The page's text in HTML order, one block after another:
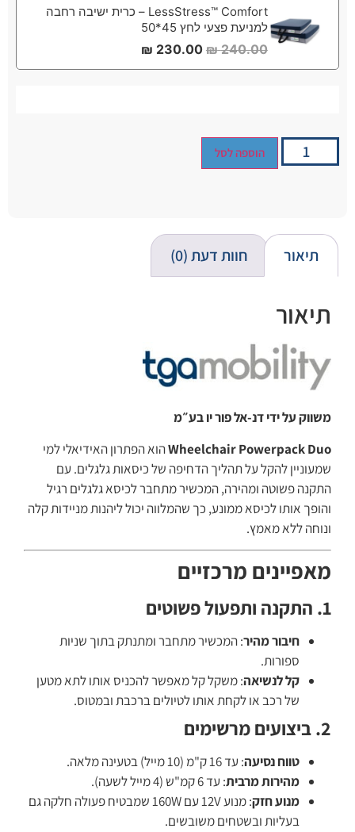
LessStress™ Comfort – כרית ישיבה רחבה
למניעת פצעי לחץ 45*50
240.00
₪
230.00
₪
הוספה לסל
תיאור חוות דעת (0)
תיאור
משווק על ידי דנ-אל פור יו בע״מ
Wheelchair Powerpack Duoהוא הפתרון האידיאלי למי
שמעוניין להקל על תהליך הדחיפה של כיסאות גלגלים. עם
התקנה פשוטה ומהירה, המכשיר מתחבר לכיסא גלגלים רגיל
והופך אותו לכיסא ממונע, כך שהמלווה יכול ליהנות מניידות קלה
ונוחה ללא מאמץ.
מאפיינים מרכזיים
1. התקנה ותפעול פשוטים
חיבור מהיר: המכשיר מתחבר ומתנתק בתוך שניות
ספורות.
קל לנשיאה: משקל קל מאפשר להכניס אותו לתא מטען
של רכב או לקחת אותו לטיולים ברכבת ובמטוס.
2. ביצועים מרשימים
טווח נסיעה: עד 16 ק"מ (10 מייל) בטעינה מלאה.
מהירות מרבית: עד 6 קמ"ש (4 מייל לשעה).
מנוע חזק
: מנוע 12V עם 160W שמבטיח פעולה חלקה גם
בעליות ובשטחים משובשים.